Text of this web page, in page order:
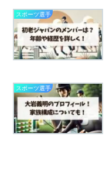
スポーツ選手
スポーツ選手